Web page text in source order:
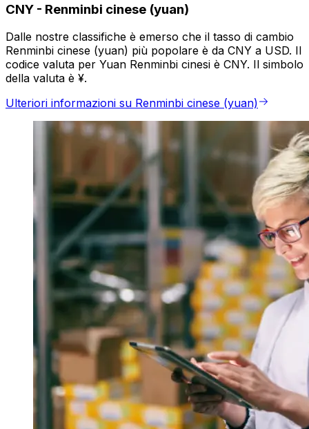
CNY - Renminbi cinese (yuan)
Dalle nostre classifiche è emerso che il tasso di cambio
Renminbi cinese (yuan) più popolare è da CNY a USD. Il
codice valuta per Yuan Renminbi cinesi è CNY. Il simbolo
della valuta è ¥.
Ulteriori informazioni su Renminbi cinese (yuan)